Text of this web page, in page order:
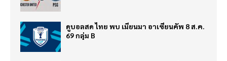
ดูบอลสด ไทย พบ เมียนมา อาเซียนคัพ 8 ส.ค.
69 กลุ่ม B